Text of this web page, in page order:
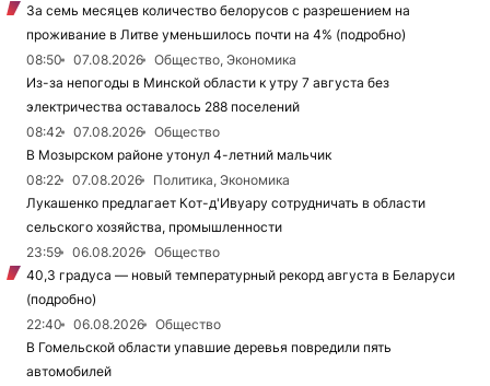
За семь месяцев количество белорусов с разрешением на
проживание в Литве уменьшилось почти на 4% (подробно)
08:50
07.08.2026
Общество, Экономика
Из-за непогоды в Минской области к утру 7 августа без
электричества оставалось 288 поселений
08:42
07.08.2026
Общество
В Мозырском районе утонул 4-летний мальчик
08:22
07.08.2026
Политика, Экономика
Лукашенко предлагает Кот-д'Ивуару сотрудничать в области
сельского хозяйства, промышленности
23:59
06.08.2026
Общество
40,3 градуса — новый температурный рекорд августа в Беларуси
(подробно)
22:40
06.08.2026
Общество
В Гомельской области упавшие деревья повредили пять
автомобилей